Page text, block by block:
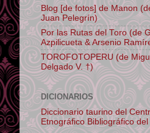
Blog [de fotos] de Manon
Juan Pelegrín)
Por las Rutas del Toro (de
Azpilicueta & Arsenio
TOROFOTOPERU (de
Delgado V. †)
DICIONARIOS
Diccionario taurino del
Etnográfico Bibliográfico